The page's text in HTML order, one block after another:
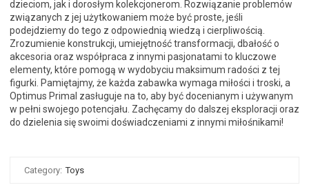
dzieciom, jak i dorosłym kolekcjonerom. Rozwiązanie problemów
związanych z jej użytkowaniem może być proste, jeśli
podejdziemy do tego z odpowiednią wiedzą i cierpliwością.
Zrozumienie konstrukcji, umiejętność transformacji, dbałość o
akcesoria oraz współpraca z innymi pasjonatami to kluczowe
elementy, które pomogą w wydobyciu maksimum radości z tej
figurki. Pamiętajmy, że każda zabawka wymaga miłości i troski, a
Optimus Primal zasługuje na to, aby być docenianym i używanym
w pełni swojego potencjału. Zachęcamy do dalszej eksploracji oraz
do dzielenia się swoimi doświadczeniami z innymi miłośnikami!
Category: Toys